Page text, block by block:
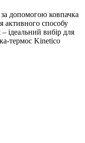
допомогою ковпачка
активного способу
ідеальний вибір для
термос Kinetico